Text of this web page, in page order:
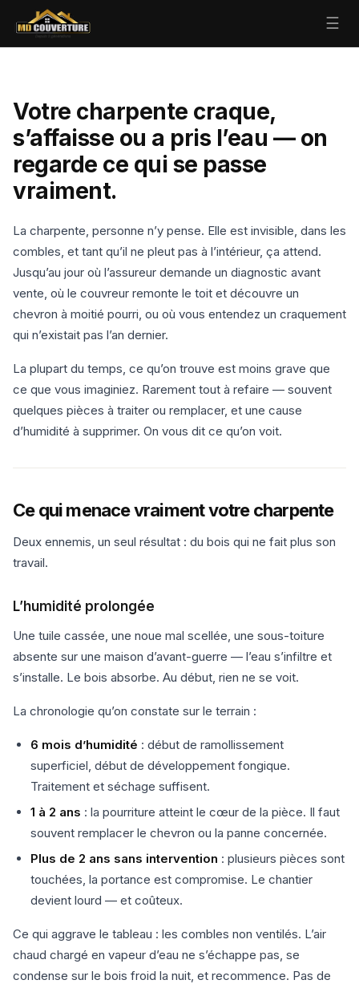
☰
Votre charpente craque,
s’affaisse ou a pris l’eau — on
regarde ce qui se passe
vraiment.
La charpente, personne n’y pense. Elle est invisible, dans les
combles, et tant qu’il ne pleut pas à l’intérieur, ça attend.
Jusqu’au jour où l’assureur demande un diagnostic avant
vente, où le couvreur remonte le toit et découvre un
chevron à moitié pourri, ou où vous entendez un craquement
qui n’existait pas l’an dernier.
La plupart du temps, ce qu’on trouve est moins grave que
ce que vous imaginiez. Rarement tout à refaire — souvent
quelques pièces à traiter ou remplacer, et une cause
d’humidité à supprimer. On vous dit ce qu’on voit.
Ce qui menace vraiment votre charpente
Deux ennemis, un seul résultat : du bois qui ne fait plus son
travail.
L’humidité prolongée
Une tuile cassée, une noue mal scellée, une sous-toiture
absente sur une maison d’avant-guerre — l’eau s’infiltre et
s’installe. Le bois absorbe. Au début, rien ne se voit.
La chronologie qu’on constate sur le terrain :
6 mois d’humidité : début de ramollissement
superficiel, début de développement fongique.
Traitement et séchage suffisent.
1 à 2 ans : la pourriture atteint le cœur de la pièce. Il faut
souvent remplacer le chevron ou la panne concernée.
Plus de 2 ans sans intervention : plusieurs pièces sont
touchées, la portance est compromise. Le chantier
devient lourd — et coûteux.
Ce qui aggrave le tableau : les combles non ventilés. L’air
chaud chargé en vapeur d’eau ne s’échappe pas, se
condense sur le bois froid la nuit, et recommence. Pas de